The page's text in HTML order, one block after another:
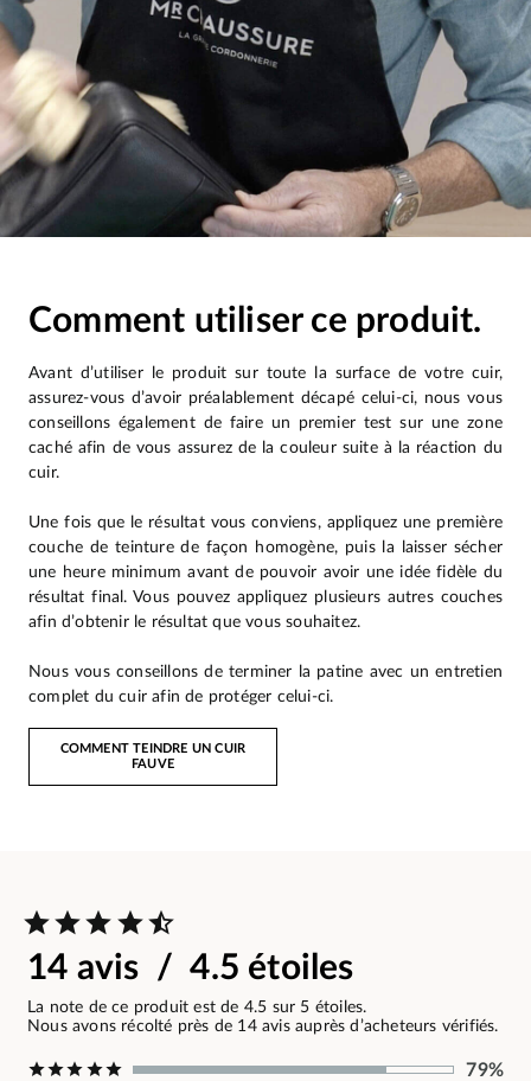
Comment utiliser ce produit.
Avant d’utiliser le produit sur toute la surface de votre cuir,
assurez-vous d’avoir préalablement décapé celui-ci, nous vous
conseillons également de faire un premier test sur une zone
caché afin de vous assurez de la couleur suite à la réaction du
cuir.
Une fois que le résultat vous conviens, appliquez une première
couche de teinture de façon homogène, puis la laisser sécher
une heure minimum avant de pouvoir avoir une idée fidèle du
résultat final. Vous pouvez appliquez plusieurs autres couches
afin d’obtenir le résultat que vous souhaitez.
Nous vous conseillons de terminer la patine avec un entretien
complet du cuir afin de protéger celui-ci.
COMMENT TEINDRE UN CUIR
FAUVE
14 avis / 4.5 étoiles
La note de ce produit est de 4.5 sur 5 étoiles.
Nous avons récolté près de 14 avis auprès d’acheteurs vérifiés.
79%